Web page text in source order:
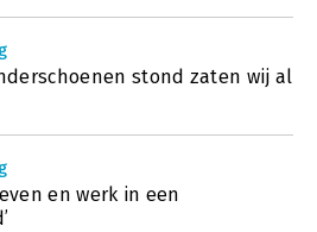
stond zaten wij al
en werk in een